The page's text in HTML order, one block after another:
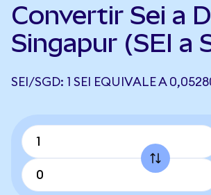
Convertir Sei a
Singapur (SEI a
SEI/SGD: 1 SEI EQUIVALE A